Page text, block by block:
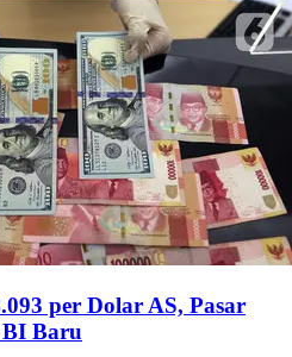
per Dolar AS, Pasar
Baru